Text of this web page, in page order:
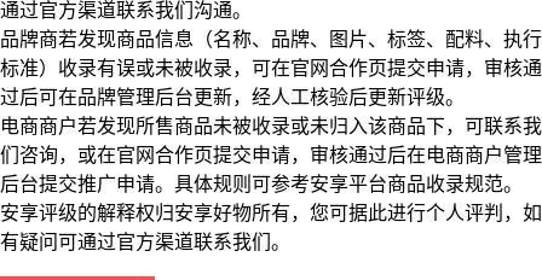
通过官方渠道联系我们沟通。
品牌商若发现商品信息（名称、品牌、图片、标签、配料、执行
标准）收录有误或未被收录，可在官网合作页提交申请，审核通
过后可在品牌管理后台更新，经人工核验后更新评级。
电商商户若发现所售商品未被收录或未归入该商品下，可联系我
们咨询，或在官网合作页提交申请，审核通过后在电商商户管理
后台提交推广申请。具体规则可参考安享平台商品收录规范。
安享评级的解释权归安享好物所有，您可据此进行个人评判，如
有疑问可通过官方渠道联系我们。